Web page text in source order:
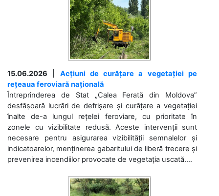
15.06.2026
Acțiuni de curățare a vegetației pe
rețeaua feroviară națională
Întreprinderea de Stat „Calea Ferată din Moldova”
desfășoară lucrări de defrișare și curățare a vegetației
înalte de-a lungul rețelei feroviare, cu prioritate în
zonele cu vizibilitate redusă. Aceste intervenții sunt
necesare pentru asigurarea vizibilității semnalelor și
indicatoarelor, menținerea gabaritului de liberă trecere și
prevenirea incendiilor provocate de vegetația uscată....